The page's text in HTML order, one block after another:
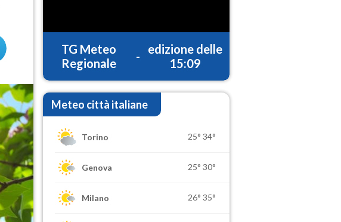
TG Meteo
Regionale
-
edizione delle
15:09
Meteo città italiane
Torino 25° 34°
Genova 25° 30°
Milano 26° 35°